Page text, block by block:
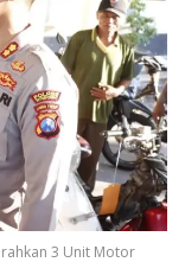
3 Unit Motor